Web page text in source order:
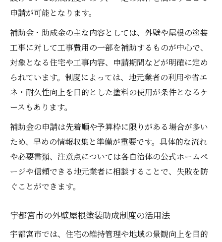
申請が可能となります。
補助金・助成金の主な内容としては、外壁や屋根の塗装
工事に対して工事費用の一部を補助するものが中心で、
対象となる住宅や工事内容、申請期間などが明確に定め
られています。制度によっては、地元業者の利用や省エ
ネ・耐久性向上を目的とした塗料の使用が条件となるケ
ースもあります。
補助金の申請は先着順や予算枠に限りがある場合が多い
ため、早めの情報収集と準備が重要です。具体的な流れ
や必要書類、注意点については各自治体の公式ホームペ
ージや信頼できる地元業者に相談することで、失敗を防
ぐことができます。
宇都宮市の外壁屋根塗装助成制度の活用法
宇都宮市では、住宅の維持管理や地域の景観向上を目的